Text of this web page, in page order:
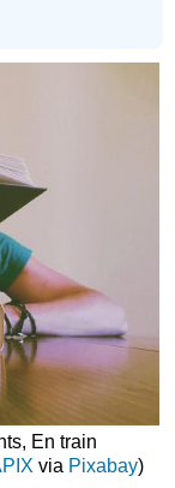
En train
via Pixabay)